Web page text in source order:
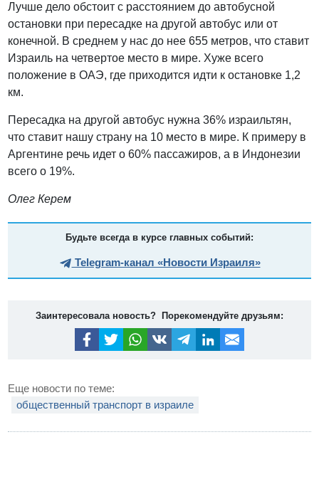
Лучше дело обстоит с расстоянием до автобусной
остановки при пересадке на другой автобус или от
конечной. В среднем у нас до нее 655 метров, что ставит
Израиль на четвертое место в мире. Хуже всего
положение в ОАЭ, где приходится идти к остановке 1,2
км.
Пересадка на другой автобус нужна 36% израильтян,
что ставит нашу страну на 10 место в мире. К примеру в
Аргентине речь идет о 60% пассажиров, а в Индонезии
всего о 19%.
Олег Керем
Будьте всегда в курсе главных событий:
Telegram-канал «Новости Израиля»
Заинтересовала новость? Порекомендуйте друзьям:
Еще новости по теме:
общественный транспорт в израиле